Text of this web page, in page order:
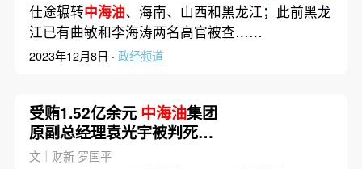
仕途辗转中海油、海南、山西和黑龙江；此前黑龙
江已有曲敏和李海涛两名高官被查……
2023年12月8日 · 政经频道
受贿1.52亿余元 中海油集团
原副总经理袁光宇被判死缓
（更新）
文｜财新 罗国平